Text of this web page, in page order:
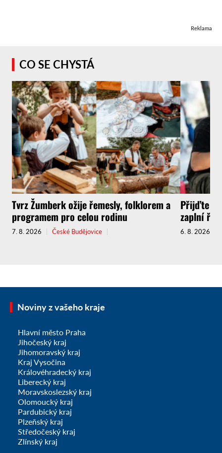
Reklama
CO SE CHYSTÁ
Tvrz Žumberk ožije řemesly, folklorem a
programem pro celou rodinu
7. 8. 2026 České Budějovice
Přijďte
zaplní
6. 8. 2026
Noviny z vašeho kraje
Hlavní město Praha
Jihočeský kraj
Jihomoravský kraj
Kraj Vysočina
Královéhradecký kraj
Liberecký kraj
Moravskoslezský kraj
Olomoucký kraj
Pardubický kraj
Plzeňský kraj
Středočeský kraj
Zlínský kraj